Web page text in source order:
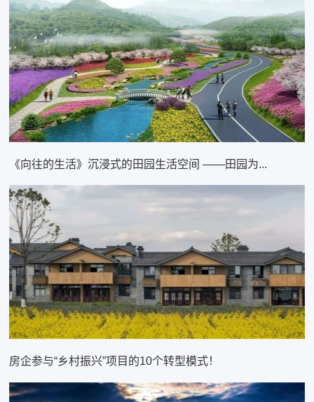
《向往的生活》沉浸式的田园生活空间 ——田园为...
房企参与“乡村振兴”项目的10个转型模式！